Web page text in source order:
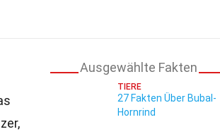
Ausgewählte Fakten
TIERE
27 Fakten Über Bubal-
Hornrind